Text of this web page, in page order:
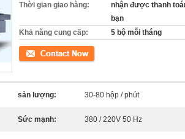
Thời gian giao hàng:
nhận được thanh
bạn
Khả năng cung cấp:
5 bộ mỗi tháng
Tiếp xúc
sản lượng: 30-80 hộp / phút
Sức mạnh: 380 / 220V 50 Hz